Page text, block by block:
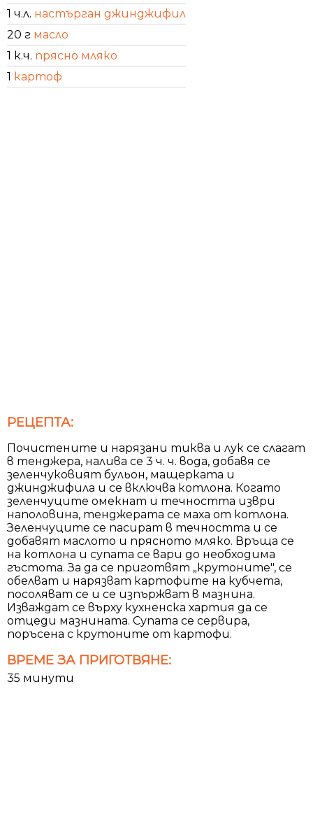
1 ч.л. настърган джинджифил
20 г масло
1 к.ч. прясно мляко
1 картоф
РЕЦЕПТА:
Почистените и нарязани тиква и лук се слагат
в тенджера, налива се 3 ч. ч. вода, добавя се
зеленчуковият бульон, мащерката и
джинджифила и се включва котлона. Когато
зеленчуците омекнат и течността изври
наполовина, тенджерата се маха от котлона.
Зеленчуците се пасират в течността и се
добавят маслото и прясното мляко. Връща се
на котлона и супата се вари до необходима
гъстота. За да се приготвят „крутоните", се
обелват и нарязват картофите на кубчета,
посоляват се и се изпържват в мазнина.
Изваждат се върху кухненска хартия да се
отцеди мазнината. Супата се сервира,
поръсена с крутоните от картофи.
ВРЕМЕ ЗА ПРИГОТВЯНЕ:
35 минути